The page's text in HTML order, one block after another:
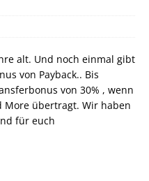
alt. Und noch einmal gibt
von Payback.. Bis
von 30% , wenn
More übertragt. Wir haben
für euch